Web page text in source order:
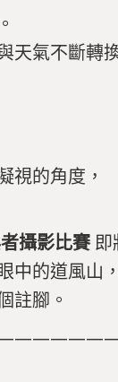
天氣不斷轉
視的角度，
攝影比賽即
中的道風山，
註腳。